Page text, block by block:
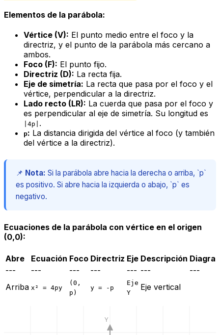
Elementos de la parábola:
Vértice (V): El punto medio entre el foco y la
directriz, y el punto de la parábola más cercano a
ambos.
Foco (F): El punto fijo.
Directriz (D): La recta fija.
Eje de simetría: La recta que pasa por el foco y el
vértice, perpendicular a la directriz.
Lado recto (LR): La cuerda que pasa por el foco y
es perpendicular al eje de simetría. Su longitud es
|4p| .
p: La distancia dirigida del vértice al foco (y también
del vértice a la directriz).
📌 Nota: Si la parábola abre hacia la derecha o arriba, `p`
es positivo. Si abre hacia la izquierda o abajo, `p` es
negativo.
Ecuaciones de la parábola con vértice en el origen
(0,0):
Abre Ecuación Foco Directriz Eje Descripción
---
--- --- --- --- ---
---
Arriba x² = 4py
(0,
p)
y = -p
Eje
Y
Eje vertical
Y